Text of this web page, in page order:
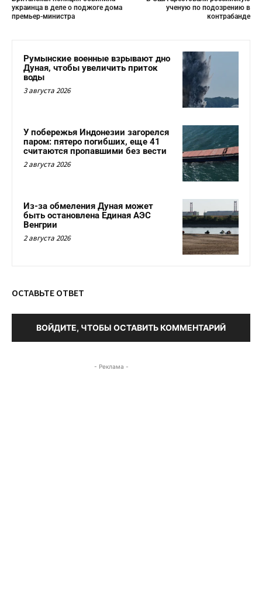
украинца в деле о поджоге дома
премьер-министра
ученую по подозрению в
контрабанде
Румынские военные взрывают дно
Дуная, чтобы увеличить приток
воды
3 августа 2026
У побережья Индонезии загорелся
паром: пятеро погибших, еще 41
считаются пропавшими без вести
2 августа 2026
Из-за обмеления Дуная может
быть остановлена Единая АЭС
Венгрии
2 августа 2026
ОСТАВЬТЕ ОТВЕТ
ВОЙДИТЕ, ЧТОБЫ ОСТАВИТЬ КОММЕНТАРИЙ
- Реклама -